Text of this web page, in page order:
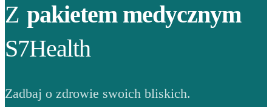
Z pakietem medycznym
S7Health
Zadbaj o zdrowie swoich bliskich.